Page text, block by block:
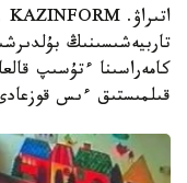
تاربيەشىسىنىڭ
كامەراسىنا ءتۇسىپ
قىلمىستىق ءىس